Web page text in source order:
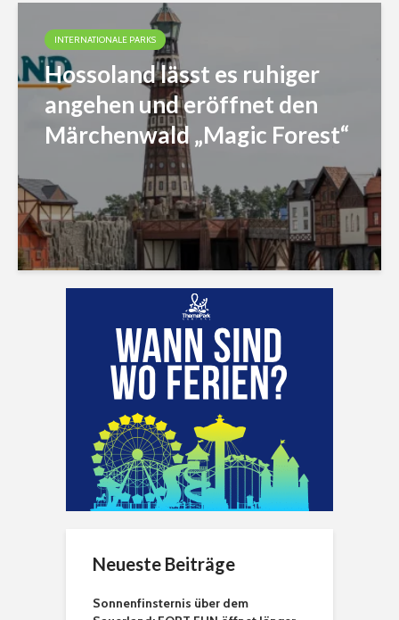
INTERNATIONALE PARKS
Hossoland lässt es ruhiger
angehen und eröffnet den
Märchenwald „Magic Forest“
Neueste Beiträge
Sonnenfinsternis über dem